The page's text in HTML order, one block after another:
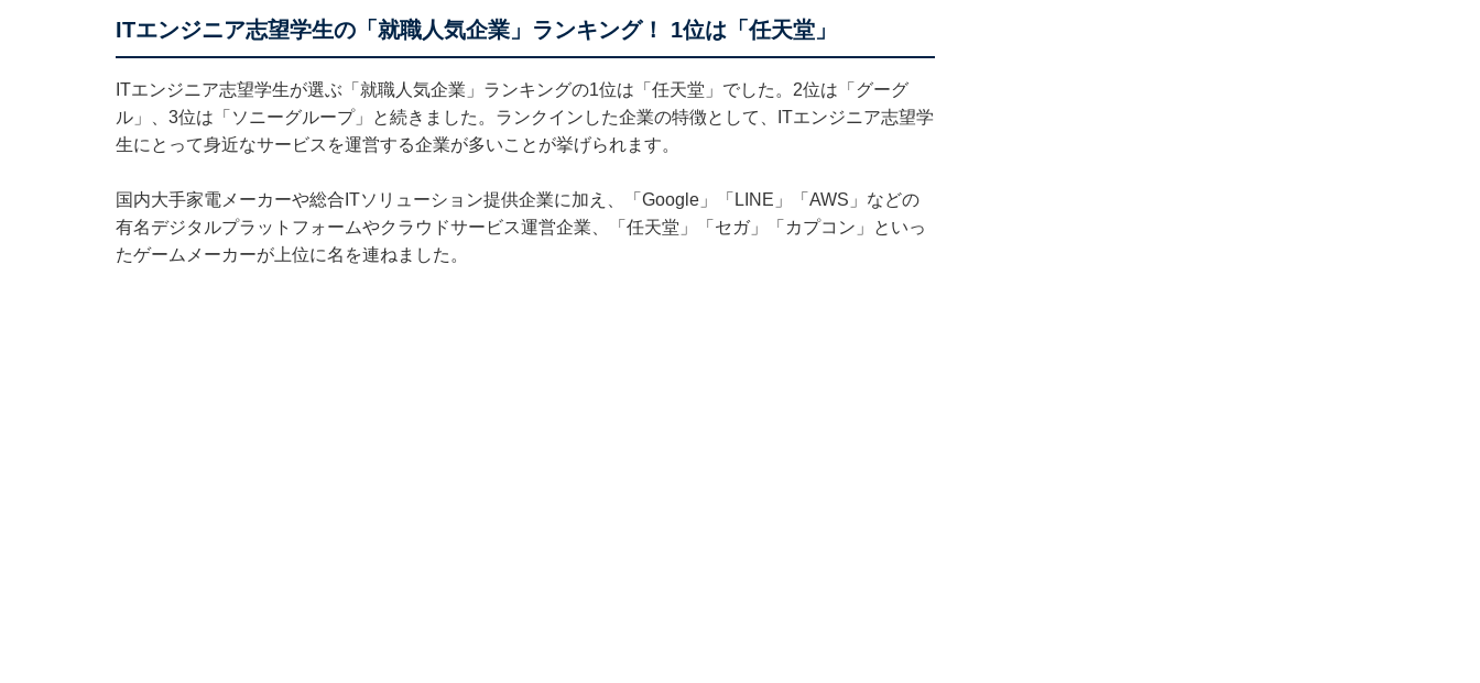
ITエンジニア志望学生の「就職人気企業」ランキング！ 1位は「任天堂」
ITエンジニア志望学生が選ぶ「就職人気企業」ランキングの1位は「任天堂」でした。2位は「グーグ
ル」、3位は「ソニーグループ」と続きました。ランクインした企業の特徴として、ITエンジニア志望学
生にとって身近なサービスを運営する企業が多いことが挙げられます。
国内大手家電メーカーや総合ITソリューション提供企業に加え、「Google」「LINE」「AWS」などの
有名デジタルプラットフォームやクラウドサービス運営企業、「任天堂」「セガ」「カプコン」といっ
たゲームメーカーが上位に名を連ねました。